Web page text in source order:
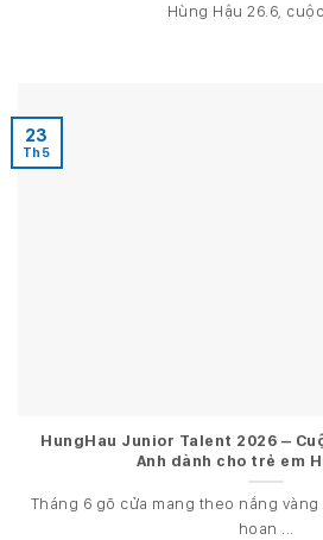
Hùng Hậu 26.6,
HungHau Junior Talent 2026 –
Anh dành cho trẻ em
Tháng 6 gõ cửa mang theo nắng
hoan ...
23
Th5